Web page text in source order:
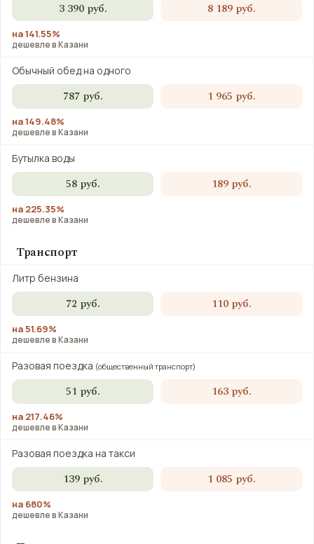
3 390 руб. 8 189 руб.
на 141.55%
дешевле в Казани
Обычный обед на одного
787 руб. 1 965 руб.
на 149.48%
дешевле в Казани
Бутылка воды
58 руб. 189 руб.
на 225.35%
дешевле в Казани
Транспорт
Литр бензина
72 руб. 110 руб.
на 51.69%
дешевле в Казани
Разовая поездка (общественный транспорт)
51 руб. 163 руб.
на 217.46%
дешевле в Казани
Разовая поездка на такси
139 руб. 1 085 руб.
на 680%
дешевле в Казани